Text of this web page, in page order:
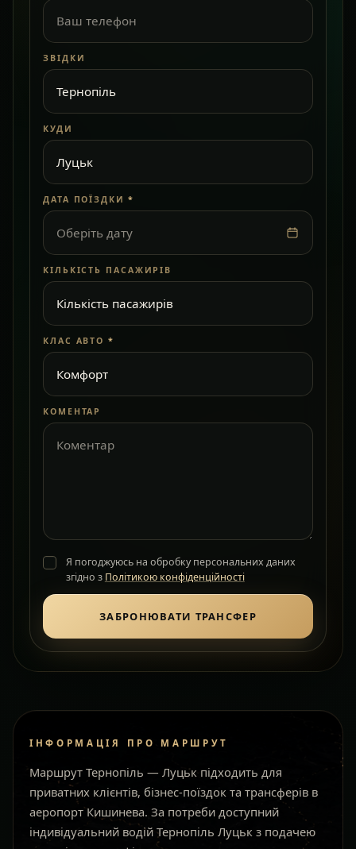
ЗВІДКИ
КУДИ
ДАТА ПОЇЗДКИ *
Оберіть дату
КІЛЬКІСТЬ ПАСАЖИРІВ
КЛАС АВТО *
КОМЕНТАР
Я погоджуюсь на обробку персональних даних
згідно з Політикою конфіденційності
ЗАБРОНЮВАТИ ТРАНСФЕР
ІНФОРМАЦІЯ ПРО МАРШРУТ
Маршрут Тернопіль — Луцьк підходить для
приватних клієнтів, бізнес-поїздок та трансферів в
аеропорт Кишинева. За потреби доступний
індивідуальний водій Тернопіль Луцьк з подачею